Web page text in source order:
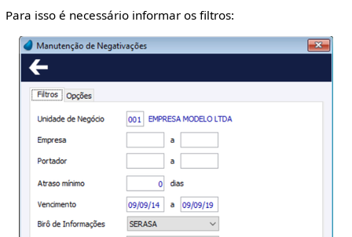
Para isso é necessário informar os filtros: